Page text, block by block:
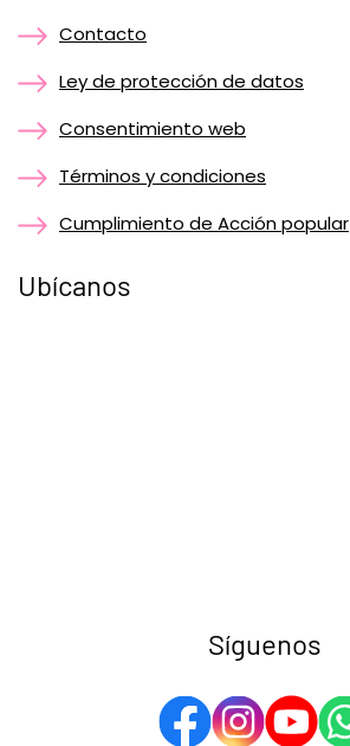
Contacto
Ley de protección de datos
Consentimiento web
Términos y condiciones
Cumplimiento de Acción popular
Ubícanos
Síguenos